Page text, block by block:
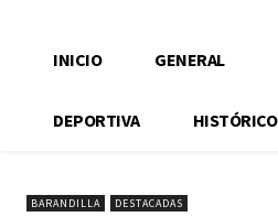
INICIO GENERAL
DEPORTIVA HISTÓRICO
BARANDILLA DESTACADAS